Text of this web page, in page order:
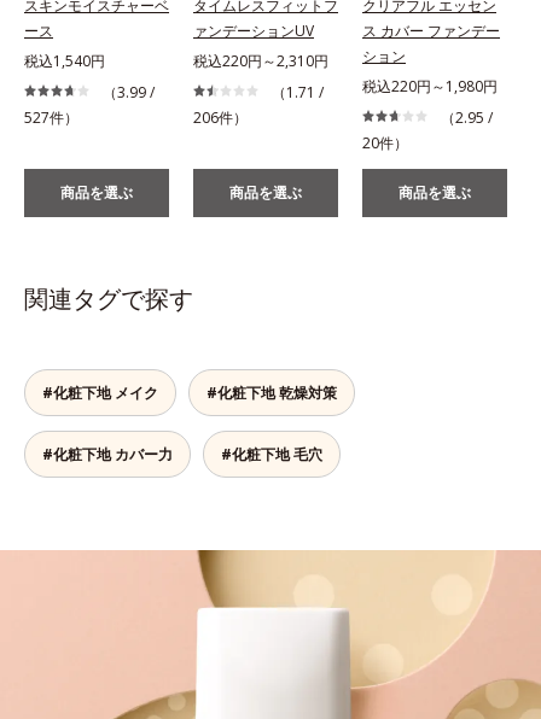
スキンモイスチャーベ
ース
税込1,540円
（3.99 /
527件）
商品を選ぶ
タイムレスフィットフ
ァンデーションUV
税込220円～2,310円
（1.71 /
206件）
商品を選ぶ
クリアフル エッセン
ス カバー ファンデー
ション
税込220円～1,980円
（2.95 /
20件）
商品を選ぶ
関連タグで探す
#化粧下地 メイク #化粧下地 乾燥対策
#化粧下地 カバー力 #化粧下地 毛穴